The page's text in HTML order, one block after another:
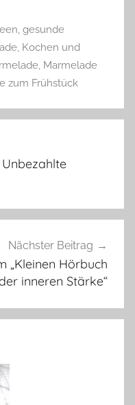
, gesunde
, Kochen und
, Marmelade
zum Frühstück
Nächster Beitrag
„Kleinen Hörbuch
inneren Stärke“